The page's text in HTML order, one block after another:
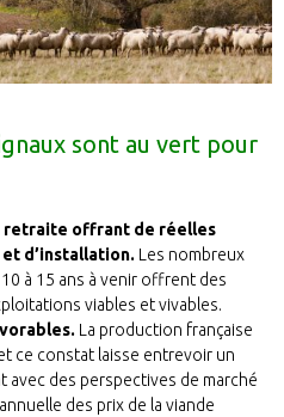
sont au vert pour
retraite offrant de réelles
d’installation. Les nombreux
à 15 ans à venir offrent des
viables et vivables.
La production française
ce constat laisse entrevoir un
des perspectives de marché
des prix de la viande